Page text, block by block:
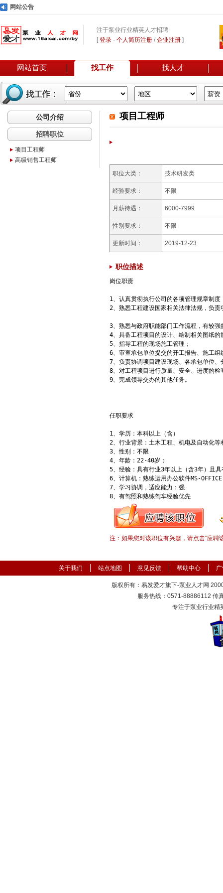
网站公告
注于泵业行业精英人才招聘
[登录 - 个人简历注册 /企业注册 ]
网站首页 找工作 找人才
公司介绍
招聘职位
项目工程师
高级销售工程师
项目工程师
职位大类： 技术研发类
经验要求： 不限
月薪待遇： 6000-7999
性别要求： 不限
更新时间： 2019-12-23
职位描述
岗位职责
1、认真贯彻执行公司的各项管理规章制度
2、熟悉工程建设国家相关法律法规，负
3、熟悉与政府职能部门工作流程，有较
4、具备工程项目的设计、绘制相关图纸的
5、指导工程的现场施工管理；
6、审查承包单位提交的开工报告、施工
7、负责协调项目建设现场、各承包单位、
8、对工程项目进行质量、安全、进度的
9、完成领导交办的其他任务。
任职要求
1、学历：本科以上（含）
2、行业背景：土木工程、机电及自动化
3、性别：不限
4、年龄：22-40岁；
5、经验：具有行业3年以上（含3年）且
6、计算机：熟练运用办公软件MS-
7、学习协调，适应能力：强
8、有驾照和熟练驾车经验优先
注：如果您对该职位有兴趣，请点击"应聘
关于我们 站点地图 意见反馈 帮助中心
版权所有：易发爱才旗下-泵业人才网
服务热线：0571-88886112 传
专注于泵业行业精